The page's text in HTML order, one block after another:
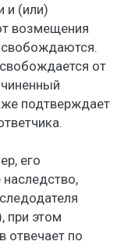
и (или)
возмещения
от
подтверждает
его
при этом
отвечает по